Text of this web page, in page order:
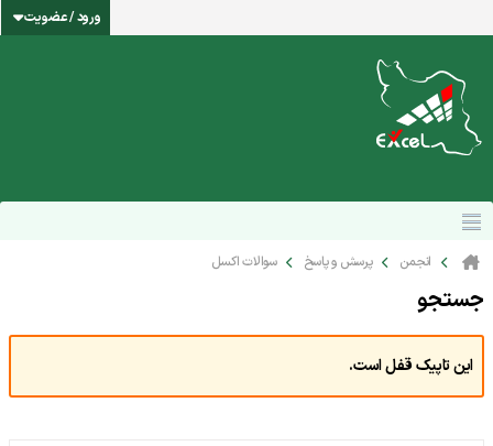
ورود / عضویت
انجمن پرسش و پاسخ سوالات اکسل
جستجو
این تاپیک قفل است.